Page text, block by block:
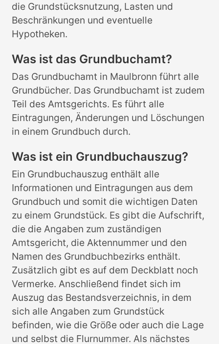
die Grundstücksnutzung, Lasten und
Beschränkungen und eventuelle
Hypotheken.
Was ist das Grundbuchamt?
Das Grundbuchamt in Maulbronn führt alle
Grundbücher. Das Grundbuchamt ist zudem
Teil des Amtsgerichts. Es führt alle
Eintragungen, Änderungen und Löschungen
in einem Grundbuch durch.
Was ist ein Grundbuchauszug?
Ein Grundbuchauszug enthält alle
Informationen und Eintragungen aus dem
Grundbuch und somit die wichtigen Daten
zu einem Grundstück. Es gibt die Aufschrift,
die die Angaben zum zuständigen
Amtsgericht, die Aktennummer und den
Namen des Grundbuchbezirks enthält.
Zusätzlich gibt es auf dem Deckblatt noch
Vermerke. Anschließend findet sich im
Auszug das Bestandsverzeichnis, in dem
sich alle Angaben zum Grundstück
befinden, wie die Größe oder auch die Lage
und selbst die Flurnummer. Als nächstes